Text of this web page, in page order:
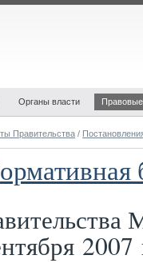
Органы власти
Правительства /
2007